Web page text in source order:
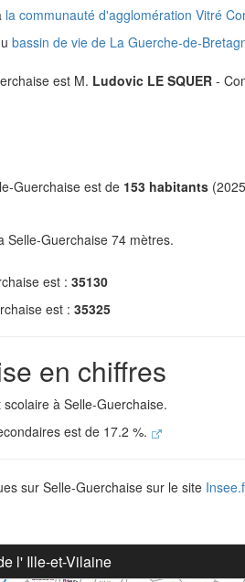
la communauté d'agglomération Vitré
bassin de vie de La Guerche-de-
est M. Ludovic LE SQUER -
Guerchaise est de 153 habitants
Selle-Guerchaise 74 mètres.
est : 35130
est : 35325
en chiffres
à Selle-Guerchaise.
est de 17.2 %.
sur Selle-Guerchaise sur le site
l' Ille-et-Vilaine